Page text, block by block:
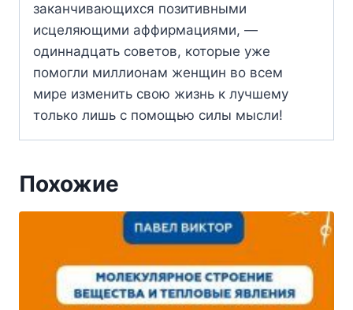
заканчивающихся позитивными
исцеляющими аффирмациями, —
одиннадцать советов, которые уже
помогли миллионам женщин во всем
мире изменить свою жизнь к лучшему
только лишь с помощью силы мысли!
Похожие